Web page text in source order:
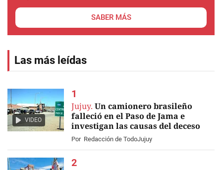
SABER MÁS
Las más leídas
VIDEO
Jujuy. Un camionero brasileño
falleció en el Paso de Jama e
investigan las causas del deceso
Por Redacción de TodoJujuy